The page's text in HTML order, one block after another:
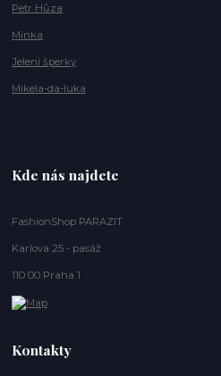
Petr Hůza
Minka
Jelení šperky
Mikela-da-luka
Kde nás najdete
FashionShop PARAZIT
Karlova 25 - pasáž
110 00 Praha 1
Kontakty